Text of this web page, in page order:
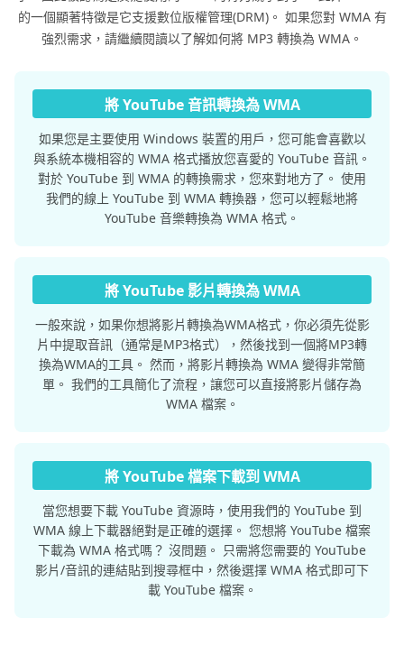
的一個顯著特徵是它支援數位版權管理(DRM)。 如果您對 WMA 有
強烈需求，請繼續閱讀以了解如何將 MP3 轉換為 WMA。
將 YouTube 音訊轉換為 WMA
如果您是主要使用 Windows 裝置的用戶，您可能會喜歡以
與系統本機相容的 WMA 格式播放您喜愛的 YouTube 音訊。
對於 YouTube 到 WMA 的轉換需求，您來對地方了。 使用
我們的線上 YouTube 到 WMA 轉換器，您可以輕鬆地將
YouTube 音樂轉換為 WMA 格式。
將 YouTube 影片轉換為 WMA
一般來說，如果你想將影片轉換為WMA格式，你必須先從影
片中提取音訊（通常是MP3格式），然後找到一個將MP3轉
換為WMA的工具。 然而，將影片轉換為 WMA 變得非常簡
單。 我們的工具簡化了流程，讓您可以直接將影片儲存為
WMA 檔案。
將 YouTube 檔案下載到 WMA
當您想要下載 YouTube 資源時，使用我們的 YouTube 到
WMA 線上下載器絕對是正確的選擇。 您想將 YouTube 檔案
下載為 WMA 格式嗎？ 沒問題。 只需將您需要的 YouTube
影片/音訊的連結貼到搜尋框中，然後選擇 WMA 格式即可下
載 YouTube 檔案。